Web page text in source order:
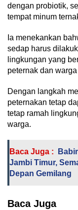
dengan probiotik,
tempat minum
Ia menekankan
sedap harus
lingkungan yang
peternak dan
Dengan langkah
peternakan tetap
tetap ramah
warga.
Baca Juga :
Jambi Timur,
Depan Gemilang
Baca Juga